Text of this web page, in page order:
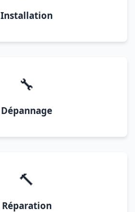
Installation
🔧
Dépannage
🔨
Réparation